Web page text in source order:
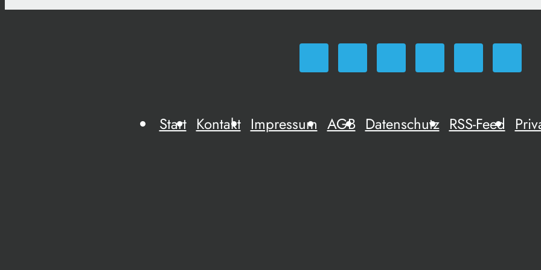
Start Kontakt Impressum AGB Datenschutz RSS-Feed